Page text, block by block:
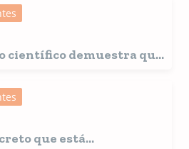
científico demuestra que
más saludable en
que está